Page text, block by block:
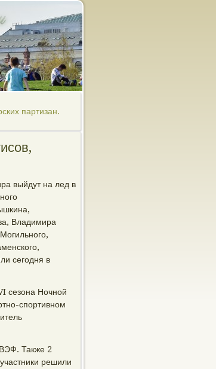
партизан.
выйдут на лед в
Владимира
сегодня в
сезона Ночной
спортивном
Также 2
решили